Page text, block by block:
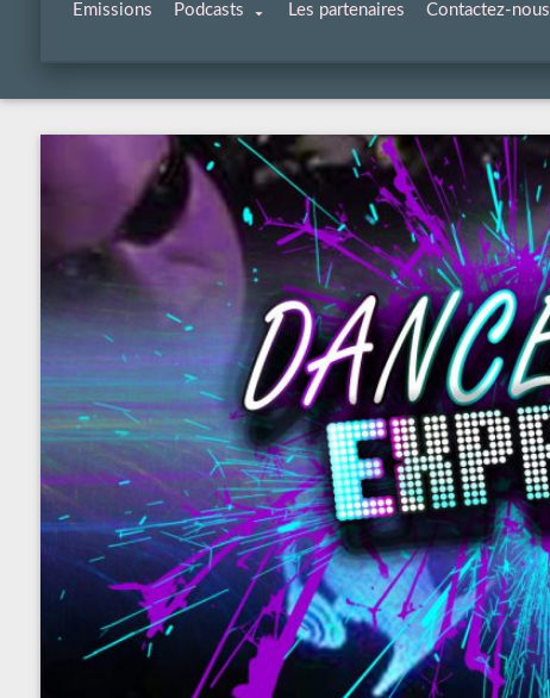
Emissions Podcasts Les partenaires Contactez-nous